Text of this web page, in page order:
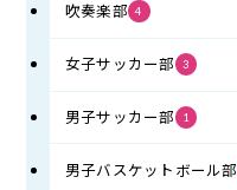
吹奏楽部 4
女子サッカー部 3
男子サッカー部 1
男子バスケットボール部